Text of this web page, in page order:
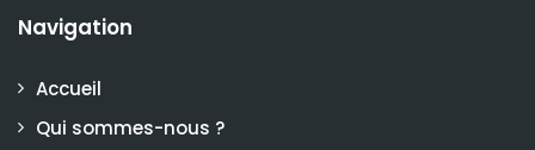
Navigation
Accueil
Qui sommes-nous ?